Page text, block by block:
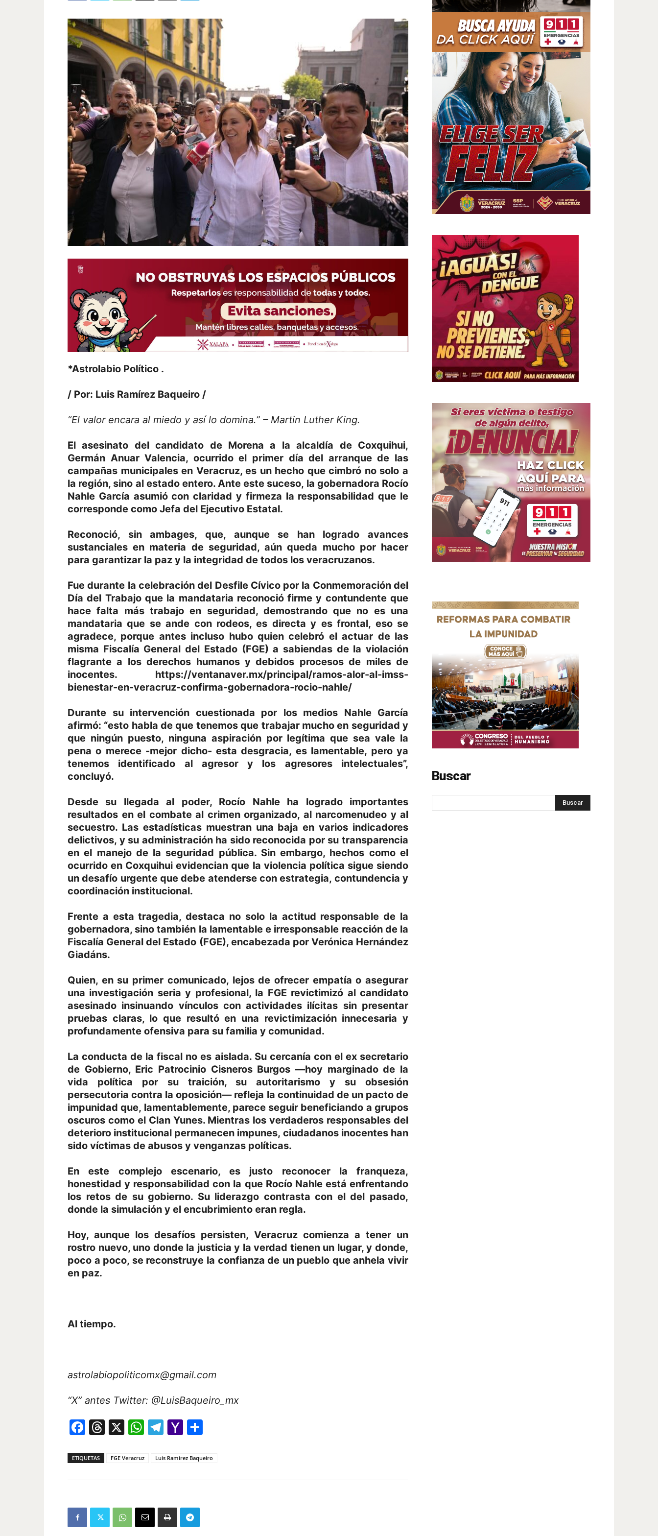
*Astrolabio Político .
/ Por: Luis Ramírez Baqueiro /
“El valor encara al miedo y así lo domina.” – Martin Luther King.
El asesinato del candidato de Morena a la alcaldía de Coxquihui,
Germán Anuar Valencia, ocurrido el primer día del arranque de las
campañas municipales en Veracruz, es un hecho que cimbró no solo a
la región, sino al estado entero. Ante este suceso, la gobernadora Rocío
Nahle García asumió con claridad y firmeza la responsabilidad que le
corresponde como Jefa del Ejecutivo Estatal.
Reconoció, sin ambages, que, aunque se han logrado avances
sustanciales en materia de seguridad, aún queda mucho por hacer
para garantizar la paz y la integridad de todos los veracruzanos.
Fue durante la celebración del Desfile Cívico por la Conmemoración del
Día del Trabajo que la mandataria reconoció firme y contundente que
hace falta más trabajo en seguridad, demostrando que no es una
mandataria que se ande con rodeos, es directa y es frontal, eso se
agradece, porque antes incluso hubo quien celebró el actuar de las
misma Fiscalía General del Estado (FGE) a sabiendas de la violación
flagrante a los derechos humanos y debidos procesos de miles de
inocentes. https://ventanaver.mx/principal/ramos-alor-al-imss-
bienestar-en-veracruz-confirma-gobernadora-rocio-nahle/
Durante su intervención cuestionada por los medios Nahle García
afirmó: “esto habla de que tenemos que trabajar mucho en seguridad y
que ningún puesto, ninguna aspiración por legítima que sea vale la
pena o merece -mejor dicho- esta desgracia, es lamentable, pero ya
tenemos identificado al agresor y los agresores intelectuales”,
concluyó.
Desde su llegada al poder, Rocío Nahle ha logrado importantes
resultados en el combate al crimen organizado, al narcomenudeo y al
secuestro. Las estadísticas muestran una baja en varios indicadores
delictivos, y su administración ha sido reconocida por su transparencia
en el manejo de la seguridad pública. Sin embargo, hechos como el
ocurrido en Coxquihui evidencian que la violencia política sigue siendo
un desafío urgente que debe atenderse con estrategia, contundencia y
coordinación institucional.
Frente a esta tragedia, destaca no solo la actitud responsable de la
gobernadora, sino también la lamentable e irresponsable reacción de la
Fiscalía General del Estado (FGE), encabezada por Verónica Hernández
Giadáns.
Quien, en su primer comunicado, lejos de ofrecer empatía o asegurar
una investigación seria y profesional, la FGE revictimizó al candidato
asesinado insinuando vínculos con actividades ilícitas sin presentar
pruebas claras, lo que resultó en una revictimización innecesaria y
profundamente ofensiva para su familia y comunidad.
La conducta de la fiscal no es aislada. Su cercanía con el ex secretario
de Gobierno, Eric Patrocinio Cisneros Burgos —hoy marginado de la
vida política por su traición, su autoritarismo y su obsesión
persecutoria contra la oposición— refleja la continuidad de un pacto de
impunidad que, lamentablemente, parece seguir beneficiando a grupos
oscuros como el Clan Yunes. Mientras los verdaderos responsables del
deterioro institucional permanecen impunes, ciudadanos inocentes han
sido víctimas de abusos y venganzas políticas.
En este complejo escenario, es justo reconocer la franqueza,
honestidad y responsabilidad con la que Rocío Nahle está enfrentando
los retos de su gobierno. Su liderazgo contrasta con el del pasado,
donde la simulación y el encubrimiento eran regla.
Hoy, aunque los desafíos persisten, Veracruz comienza a tener un
rostro nuevo, uno donde la justicia y la verdad tienen un lugar, y donde,
poco a poco, se reconstruye la confianza de un pueblo que anhela vivir
en paz.
Al tiempo.
astrolabiopoliticomx@gmail.com
“X” antes Twitter: @LuisBaqueiro_mx
Facebook
Threads
X WhatsApp
Telegram
Yahoo
ETIQUETAS FGE Veracruz Luis Ramirez Baqueiro
Buscar